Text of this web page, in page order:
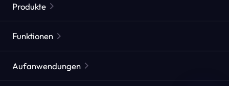
Produkte
Statische Residential Proxies
Funktionen
Aufanwendungen